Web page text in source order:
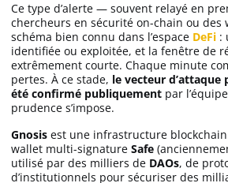
Ce type d’alerte — souvent relayé en
chercheurs en sécurité on-chain ou
schéma bien connu dans l’espace DeFi :
identifiée ou exploitée, et la fenêtre de
extrêmement courte. Chaque minute
pertes. À ce stade, le vecteur d’attaque
été confirmé publiquement par
prudence s’impose.
Gnosis est une infrastructure
wallet multi-signature Safe
utilisé par des milliers de DAOs, de
d’institutionnels pour sécuriser des